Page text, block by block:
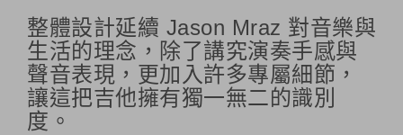
整體設計延續 Jason Mraz 對音樂與
生活的理念，除了講究演奏手感與
聲音表現，更加入許多專屬細節，
讓這把吉他擁有獨一無二的識別
度。